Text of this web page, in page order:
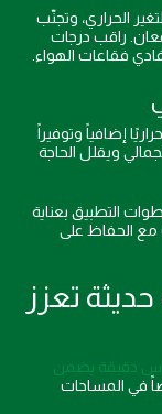
الحراري، وتجنّب
راقب درجات
فقاعات الهواء.
إضافياً وتوفيراً
ويقلل الحاجة
التطبيق بعناية
مع الحفاظ على
تعزز
دقيقة يضمن
في المساحات